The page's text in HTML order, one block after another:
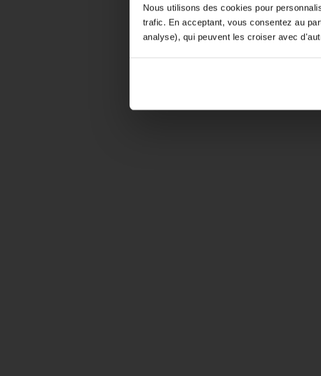
Nous utilisons des cookies pour
trafic. En acceptant, vous consentez au
analyse), qui peuvent les croiser avec
D'ici là, si vous